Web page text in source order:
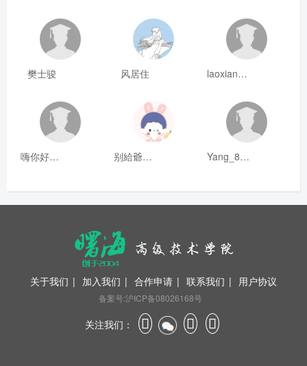
樊士骏 风居住 laoxianrou
嗨你好8mm 别給爺装纯 Yang_811
关于我们 | 加入我们 | 合作申请 | 联系我们 | 用户协议
备案号:沪ICP备08026168号
关注我们：